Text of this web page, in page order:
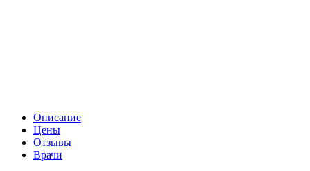
Описание
Цены
Отзывы
Врачи